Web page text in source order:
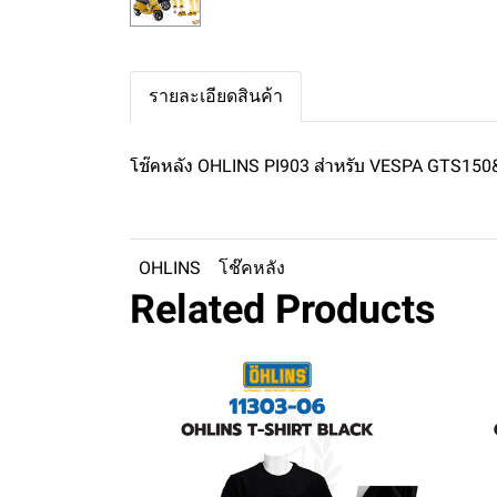
รายละเอียดสินค้า
โช๊คหลัง OHLINS PI903 สำหรับ VESPA
OHLINS โช๊คหลัง
Related Products